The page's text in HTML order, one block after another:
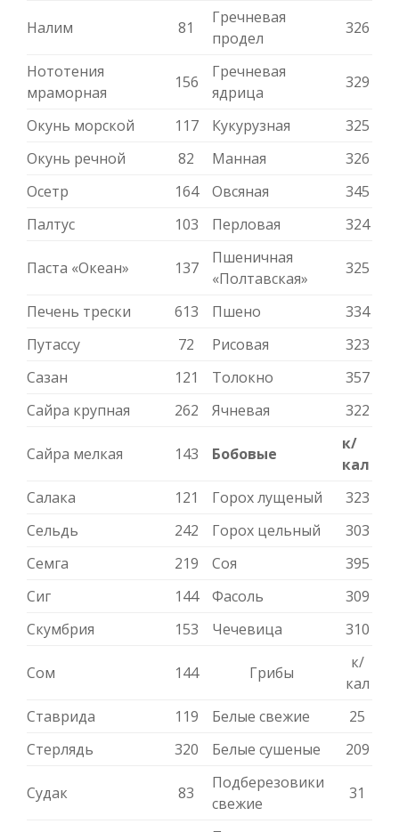
Налим 81
Гречневая
продел
326
Нототения
мраморная
156
Гречневая
ядрица
329
Окунь морской 117 Кукурузная
325
Окунь речной
82 Манная
326
Осетр
164 Овсяная
345
Палтус
103 Перловая 324
Паста «Океан» 137
Пшеничная
«Полтавская»
325
Печень трески 613 Пшено
334
Путассу
72 Рисовая
323
Сазан
121 Толокно
357
Сайра крупная
262 Ячневая 322
Сайра мелкая 143 Бобовые
к/
кал
Салака
121 Горох лущеный
323
Сельдь
242 Горох цельный
303
Семга
219 Соя
395
Сиг
144 Фасоль
309
Скумбрия
153 Чечевица 310
Сом 144 Грибы
к/
кал
Ставрида
119 Белые свежие
25
Стерлядь
320 Белые сушеные 209
Судак 83
Подберезовики
свежие
31